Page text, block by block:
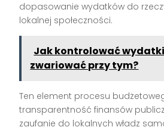
dopasowanie wydatków do
lokalnej społeczności.
Jak kontrolować
zwariować przy tym?
Ten element procesu
transparentność finansów
zaufanie do lokalnych władz